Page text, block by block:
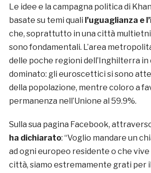
Le idee e la campagna politica di
basate su temi quali l’uguaglianza e
che, soprattutto in una città
sono fondamentali. L’area
delle poche regioni dell’Inghilterra in
dominato: gli euroscettici si sono
della popolazione, mentre coloro a
permanenza nell’Unione al 59.9%.
Sulla sua pagina Facebook,
ha dichiarato: “Voglio mandare un
ad ogni europeo residente o che vive
città, siamo estremamente grati per